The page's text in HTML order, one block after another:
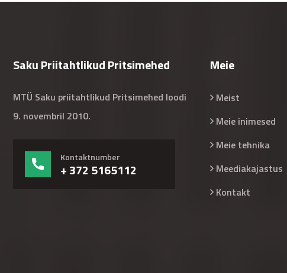
Saku Priitahtlikud Pritsimehed
MTÜ Saku priitahtlikud Pritsimehed loodi
9. novembril 2010.
Kontaktnumber
+ 372 5165112
Meie
Meist
Meie inimesed
Meie tehnika
Meediakajastus
Kontakt